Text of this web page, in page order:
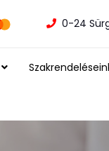
0-24